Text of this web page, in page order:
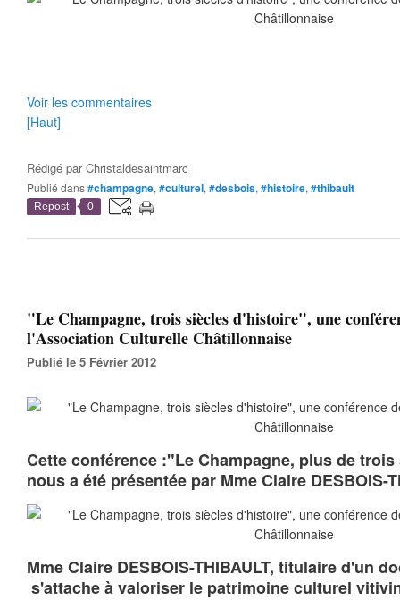
Voir les commentaires
[Haut]
Rédigé parChristaldesaintmarc
Publié dans#champagne, #culturel, #desbois, #histoire, #thibault
Repost 0
"Le Champagne, trois siècles d'histoire", une
l'Association Culturelle Châtillonnaise
Publié le 5 Février 2012
Cette conférence :"Le Champagne, plus de
nous a été présentée par Mme Claire DESBOIS-
Mme Claire DESBOIS-THIBAULT, titulaire d'un
s'attache à valoriser le patrimoine culturel